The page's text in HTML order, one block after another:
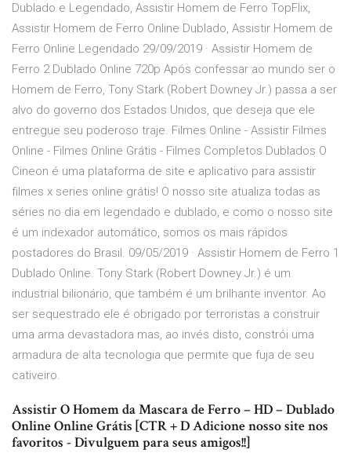
Dublado e Legendado, Assistir Homem de Ferro TopFlix,
Assistir Homem de Ferro Online Dublado, Assistir Homem de
Ferro Online Legendado 29/09/2019 · Assistir Homem de
Ferro 2 Dublado Online 720p Após confessar ao mundo ser o
Homem de Ferro, Tony Stark (Robert Downey Jr.) passa a ser
alvo do governo dos Estados Unidos, que deseja que ele
entregue seu poderoso traje. Filmes Online - Assistir Filmes
Online - Filmes Online Grátis - Filmes Completos Dublados O
Cineon é uma plataforma de site e aplicativo para assistir
filmes x series online grátis! O nosso site atualiza todas as
séries no dia em legendado e dublado, e como o nosso site
é um indexador automático, somos os mais rápidos
postadores do Brasil. 09/05/2019 · Assistir Homem de Ferro 1
Dublado Online. Tony Stark (Robert Downey Jr.) é um
industrial bilionário, que também é um brilhante inventor. Ao
ser sequestrado ele é obrigado por terroristas a construir
uma arma devastadora mas, ao invés disto, constrói uma
armadura de alta tecnologia que permite que fuja de seu
cativeiro.
Assistir O Homem da Mascara de Ferro – HD – Dublado
Online Online Grátis [CTR + D Adicione nosso site nos
favoritos - Divulguem para seus amigos!!]